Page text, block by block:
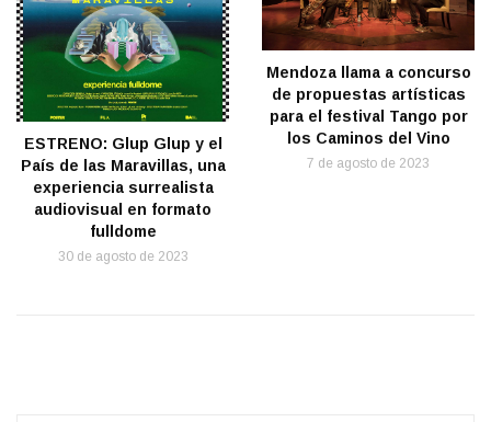
ESTRENO: Glup Glup y el
País de las Maravillas, una
experiencia surrealista
audiovisual en formato
fulldome
30 de agosto de 2023
Mendoza llama a concurso
de propuestas artísticas
para el festival Tango por
los Caminos del Vino
7 de agosto de 2023